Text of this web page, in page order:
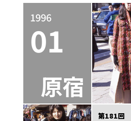
1996
01
原宿
第181回